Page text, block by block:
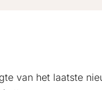
van het laatste